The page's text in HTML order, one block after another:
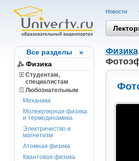
Все разделы
Физика
Студентам,
cпециалистам
Любознательным
Механика
Молекулярная физика
и термодинамика
Электричество и
магнетизм
Атомная физика
Квантовая физика
Новости
Физика